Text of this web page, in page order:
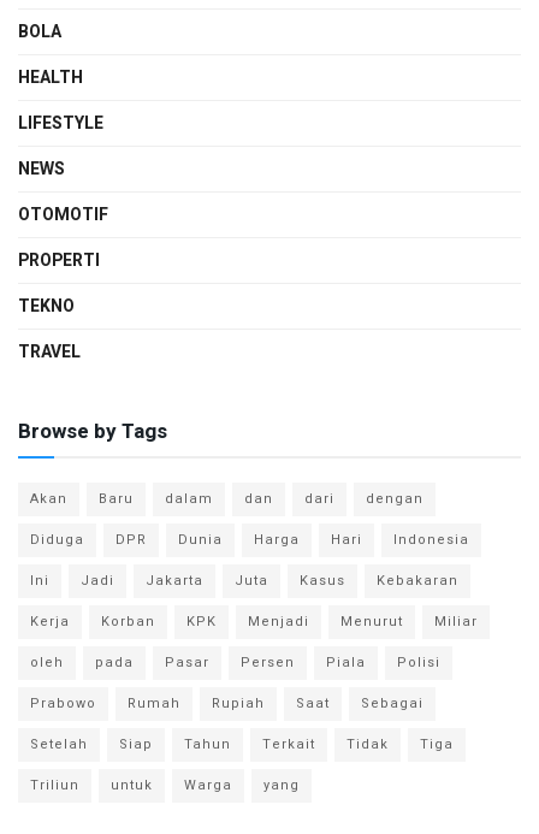
BOLA
HEALTH
LIFESTYLE
NEWS
OTOMOTIF
PROPERTI
TEKNO
TRAVEL
Browse by Tags
Akan Baru dalam dan dari
dengan
Diduga
DPR Dunia Harga Hari
Indonesia
Ini
Jadi Jakarta Juta Kasus
Kebakaran
Kerja
Korban KPK Menjadi Menurut
Miliar
oleh
pada Pasar Persen Piala
Polisi
Prabowo
Rumah Rupiah Saat
Sebagai
Setelah
Siap Tahun Terkait Tidak
Tiga
Triliun
untuk Warga yang